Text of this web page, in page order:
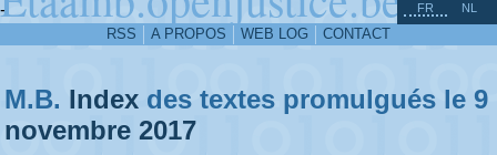
-
RSS A PROPOS WEB LOG CONTACT
FR NL
M.B. Index des textes promulgués le 9
novembre 2017
^